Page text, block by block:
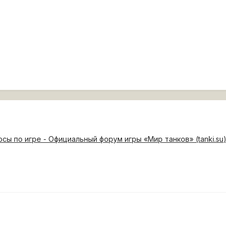
по игре - Официальный форум игры «Мир танков» (tanki.su)